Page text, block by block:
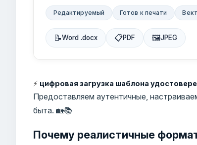
Редактируемый Готов к печати
📝Word .docx 📋PDF 🖼JPEG
⚡ цифровая загрузка шаблона
Предоставляем аутентичные,
быта. 🏡📚
Почему реалистичные